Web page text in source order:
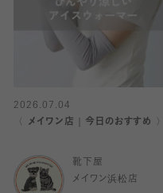
2026.07.04
〈 メイワン店｜今日のおすすめ 〉
靴下屋
メイワン浜松店